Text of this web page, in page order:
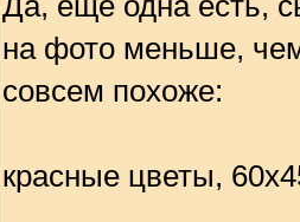
на фото меньше,
совсем похоже:
красные цветы,